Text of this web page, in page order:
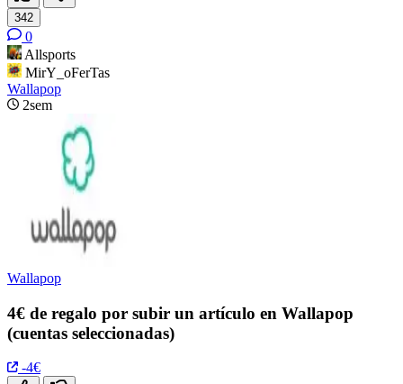
342
0
Allsports
MirY_oFerTas
Wallapop
2sem
Wallapop
4€ de regalo por subir un artículo en Wallapop
(cuentas seleccionadas)
-4€